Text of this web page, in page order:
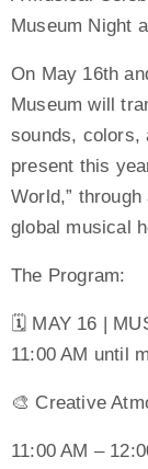
Museum Night
On May 16th
Museum will
sounds, colors,
present this
World,”
global musical
The Program:
🗓 MAY 16 |
11:00 AM until
🎨 Creative
11:00 AM –